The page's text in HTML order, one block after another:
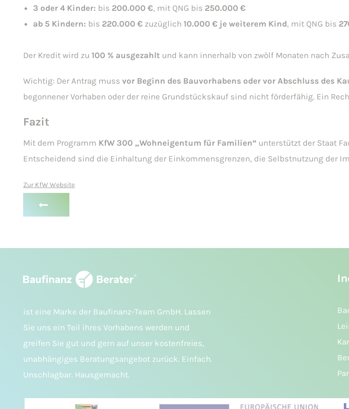
3 oder 4 Kinder: bis 200.000 €, mit QNG bis 250.000 €
ab 5 Kindern: bis 220.000 € zuzüglich 10.000 € je weiterem Kind, mit QNG bis
Der Kredit wird zu 100 % ausgezahlt und kann innerhalb von zwölf Monaten nach
Wichtig: Der Antrag muss vor Beginn des Bauvorhabens oder vor Abschluss des
begonnener Vorhaben oder der reine Grundstückskauf sind nicht förderfähig. Ein
Fazit
Mit dem Programm KfW 300 „Wohneigentum für Familien“ unterstützt der Staat
Entscheidend sind die Einhaltung der Einkommensgrenzen, die Selbstnutzung der
Zur KfW Website
ist eine Marke der Baufinanz-Team GmbH. Lassen
Sie uns ein Teil ihres Vorhabens werden und
greifen Sie gut und gern auf unser kostenfreies,
unabhängiges Beratungsangebot zurück. Einfach.
Unschlagbar. Hausgemacht.